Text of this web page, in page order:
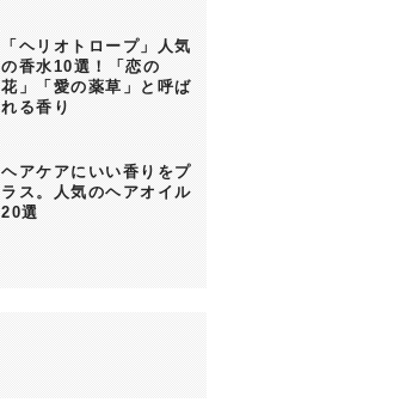
「ヘリオトロープ」人気
の香水10選！「恋の
花」「愛の薬草」と呼ば
れる香り
ヘアケアにいい香りをプ
ラス。人気のヘアオイル
20選